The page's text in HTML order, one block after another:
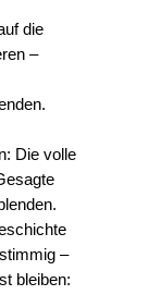
die
–
Die volle
–
bleiben: